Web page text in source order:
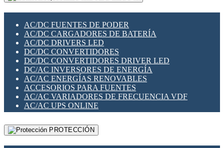
SWITCH Y MICROSWITCH
TARJETAS PI
UNIÓN Y DERIVACIÓN DE CABLE
PLACAS MODULARES IOT
SWITCHES Y REDES WIFI
SOLUCIONES IOT
SOLUCIONES LORAWAN
SOLUCIONES RED CELULAR
SEGURIDAD PARA REDES
SWITCHES LAN
TELEFONÍA IP (VOIP)
VIGILANCIA IP (CCTV)
MESHTASTIC
AC/DC FUENTES DE PODER
AC/DC CARGADORES DE BATERÍA
AC/DC DRIVERS LED
DC/DC CONVERTIDORES
DC/DC CONVERTIDORES DRIVER LED
DC/AC INVERSORES DE ENERGÍA
AC/AC ENERGÍAS RENOVABLES
ACCESORIOS PARA FUENTES
AC/AC VARIADORES DE FRECUENCIA VDF
AC/AC UPS ONLINE
PROTECCIÓN